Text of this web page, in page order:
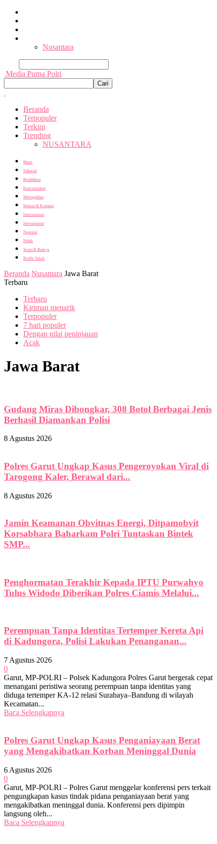
Nusantara
Media Purna Polri
Beranda
Terpopuler
Terkini
Trending
NUSANTARA
Bisnis
Editorial
Pendidikan
Entertainment
Metropolitan
Hukum & Kriminal
Internasional
Internasional
Nasional
Politik
Sosial & Budaya
Profile Tokoh
Beranda Nusantara Jawa Barat
Terbaru
Terbaru
Kiriman menarik
Terpopuler
7 hari populer
Dengan nilai peninjauan
Acak
Jawa Barat
Gudang Miras Dibongkar, 308 Botol Berbagai Jenis
Berhasil Diamankan Polisi
8 Agustus 2026
Polres Garut Ungkap Kasus Pengeroyokan Viral di
Tarogong Kaler, Berawal dari...
8 Agustus 2026
Jamin Keamanan Obvitnas Energi, Ditpamobvit
Korsabhara Baharkam Polri Tuntaskan Bintek
SMP...
Penghormatan Terakhir Kepada IPTU Purwahyo
Tulus Widodo Diberikan Polres Ciamis Melalui...
Perempuan Tanpa Identitas Tertemper Kereta Api
di Kadungora, Polisi Lakukan Penanganan...
7 Agustus 2026
0
Garut, MP-POLRI – Polsek Kadungora Polres Garut bergerak cepat
menangani peristiwa seorang perempuan tanpa identitas yang
diduga tertemper KA-12 relasi Surabaya–Bandung di wilayah
Kecamatan...
Baca Selengkapnya
Polres Garut Ungkap Kasus Penganiayaan Berat
yang Mengakibatkan Korban Meninggal Dunia
6 Agustus 2026
0
Garut, MP-POLRI – Polres Garut menggelar konferensi pers terkait
pengungkapan kasus tindak pidana penganiayaan berat yang
mengakibatkan meninggal dunia. Konferensi pers dipimpin
langsung oleh...
Baca Selengkapnya